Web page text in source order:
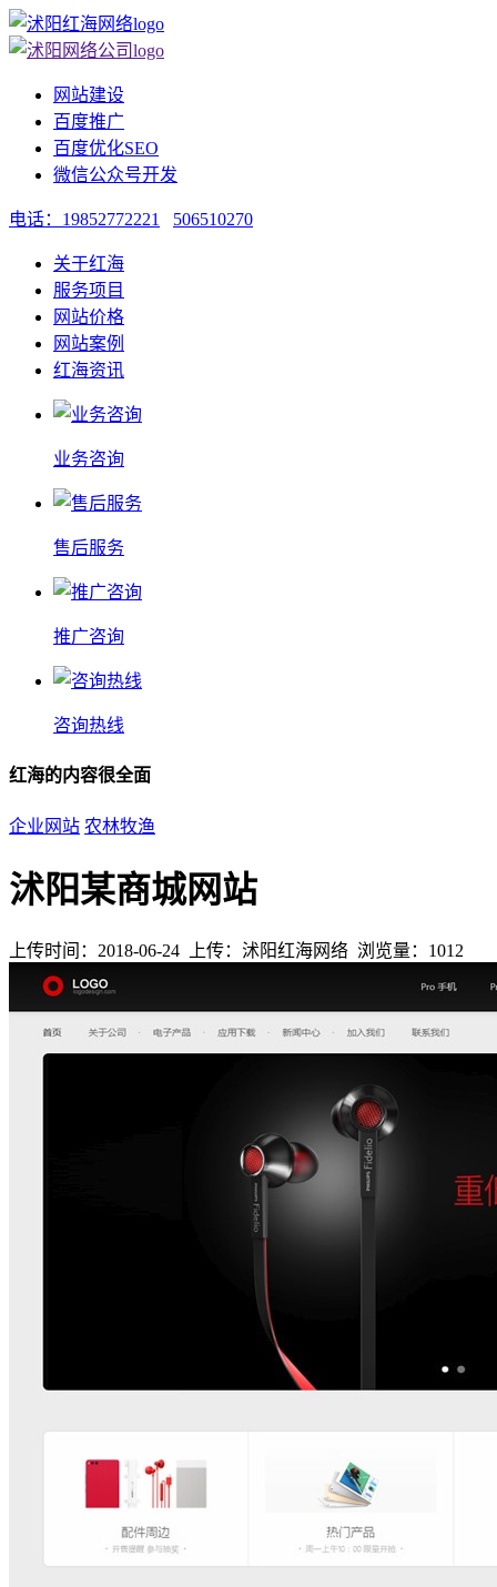
网站建设
百度推广
百度优化SEO
微信公众号开发
电话：19852772221 506510270
关于红海
服务项目
网站价格
网站案例
红海资讯
业务咨询
售后服务
推广咨询
咨询热线
红海的内容很全面
企业网站 农林牧渔
沭阳某商城网站
上传时间：2018-06-24 上传：沭阳红海网络 浏览量：1012